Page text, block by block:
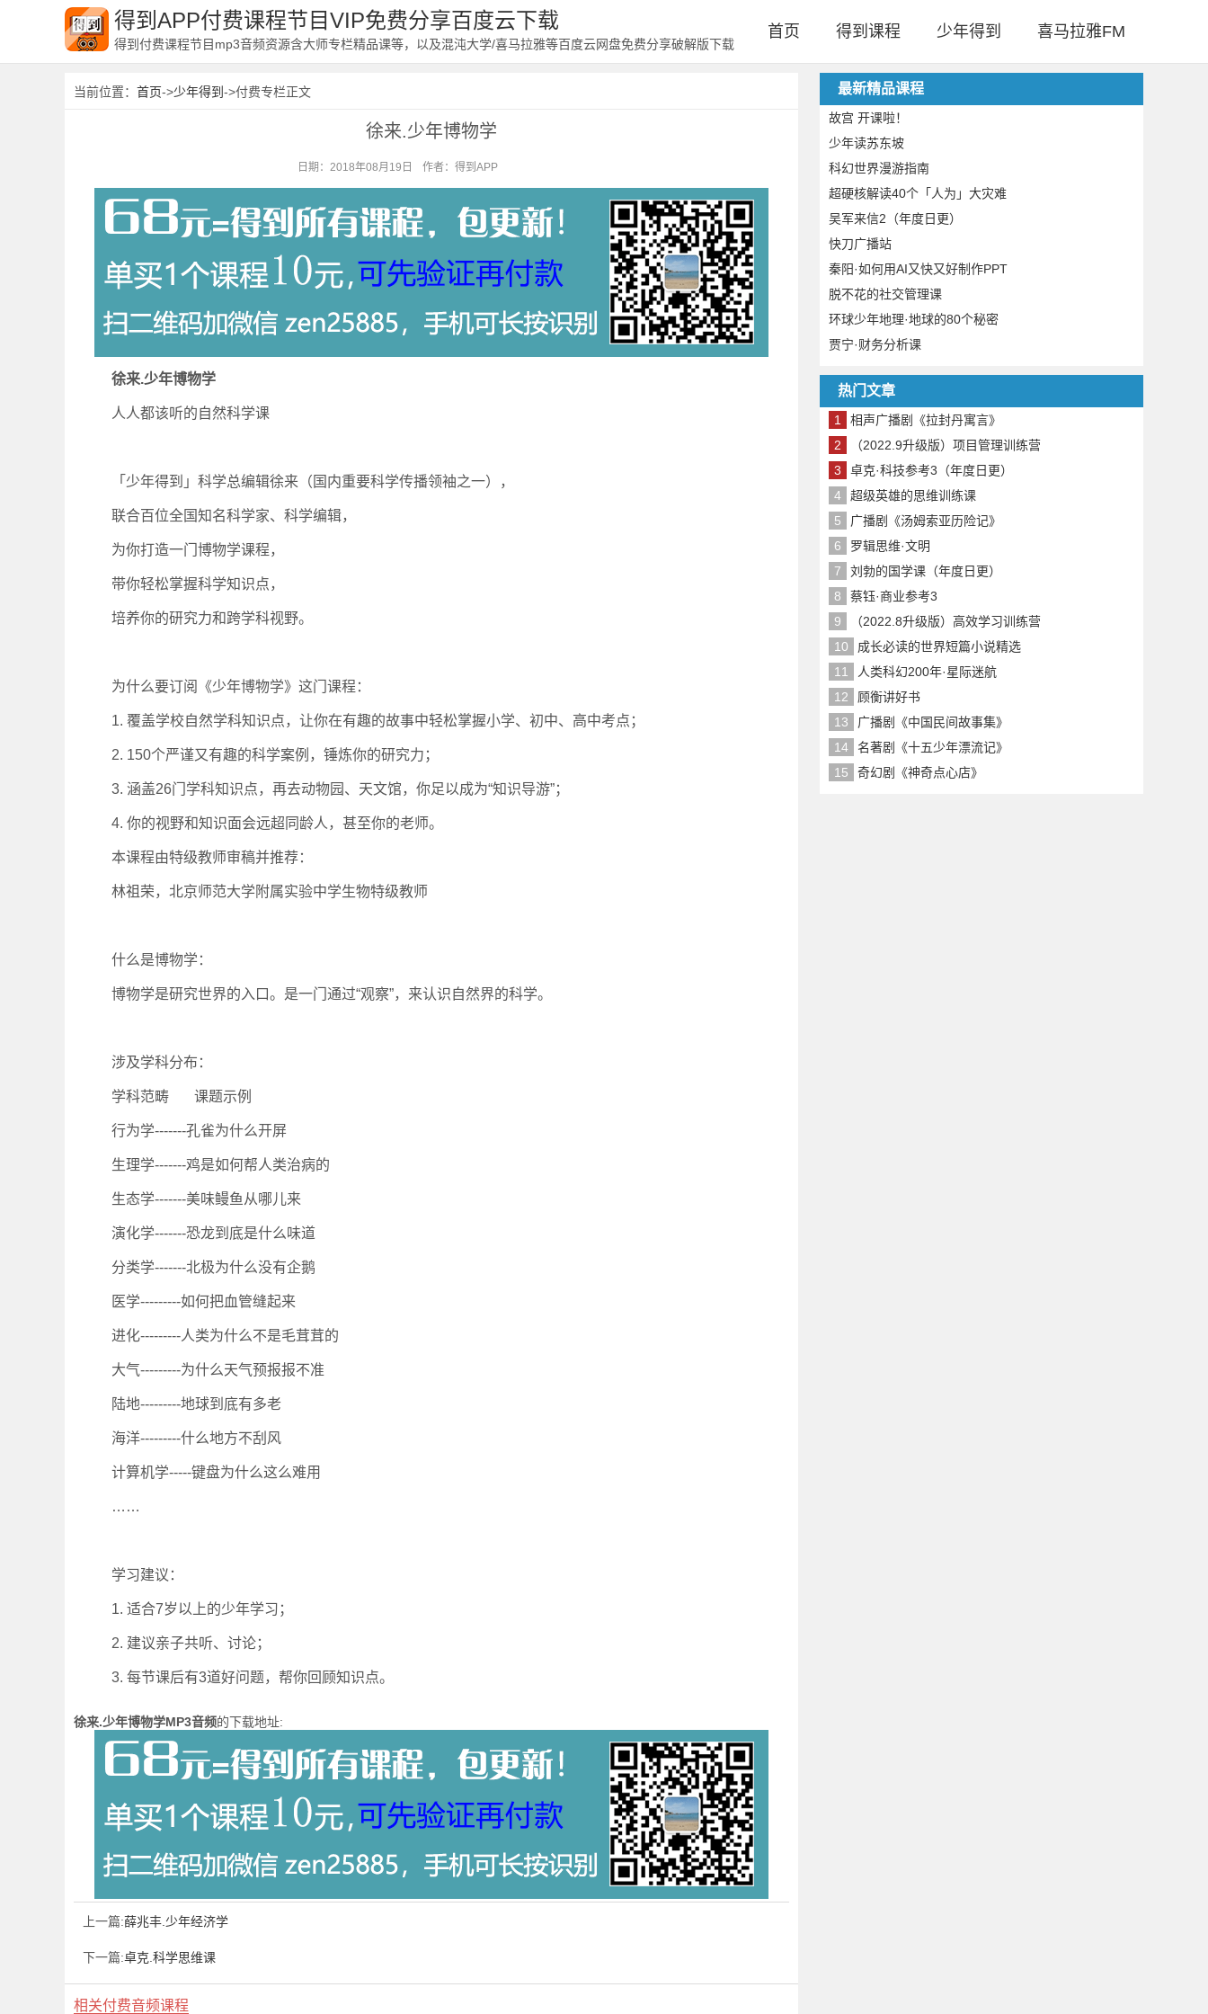
得到APP付费课程节目VIP免费分享百度云下载
得到付费课程节目mp3音频资源含大师专栏精品课等，以及混沌大学/喜马拉雅等百度云网盘免费分享破解版下载
首页 得到课程 少年得到 喜马拉雅FM
当前位置： 首页->少年得到 ->付费专栏正文
徐来.少年博物学
日期：2018年08月19日 作者：得到APP
徐来.少年博物学
人人都该听的自然科学课
「少年得到」科学总编辑徐来（国内重要科学传播领袖之一），
联合百位全国知名科学家、科学编辑，
为你打造一门博物学课程，
带你轻松掌握科学知识点，
培养你的研究力和跨学科视野。
为什么要订阅《少年博物学》这门课程：
1. 覆盖学校自然学科知识点，让你在有趣的故事中轻松掌握小学、初中、高中考点；
2. 150个严谨又有趣的科学案例，锤炼你的研究力；
3. 涵盖26门学科知识点，再去动物园、天文馆，你足以成为“知识导游”；
4. 你的视野和知识面会远超同龄人，甚至你的老师。
本课程由特级教师审稿并推荐：
林祖荣，北京师范大学附属实验中学生物特级教师
什么是博物学：
博物学是研究世界的入口。是一门通过“观察”，来认识自然界的科学。
涉及学科分布：
学科范畴 课题示例
行为学-------孔雀为什么开屏
生理学-------鸡是如何帮人类治病的
生态学-------美味鳗鱼从哪儿来
演化学-------恐龙到底是什么味道
分类学-------北极为什么没有企鹅
医学---------如何把血管缝起来
进化---------人类为什么不是毛茸茸的
大气---------为什么天气预报报不准
陆地---------地球到底有多老
海洋---------什么地方不刮风
计算机学-----键盘为什么这么难用
……
学习建议：
1. 适合7岁以上的少年学习；
2. 建议亲子共听、讨论；
3. 每节课后有3道好问题，帮你回顾知识点。
徐来.少年博物学MP3音频的下载地址:
上一篇:薛兆丰.少年经济学
下一篇:卓克.科学思维课
相关付费音频课程
最新精品课程
故宫 开课啦！
少年读苏东坡
科幻世界漫游指南
超硬核解读40个「人为」大灾难
吴军来信2（年度日更）
快刀广播站
秦阳·如何用AI又快又好制作PPT
脱不花的社交管理课
环球少年地理·地球的80个秘密
贾宁·财务分析课
热门文章
1
相声广播剧《拉封丹寓言》
2
（2022.9升级版）项目管理训练营
3
卓克·科技参考3（年度日更）
4
超级英雄的思维训练课
5
广播剧《汤姆索亚历险记》
6
罗辑思维·文明
7
刘勃的国学课（年度日更）
8
蔡钰·商业参考3
9
（2022.8升级版）高效学习训练营
10
成长必读的世界短篇小说精选
11
人类科幻200年·星际迷航
12
顾衡讲好书
13
广播剧《中国民间故事集》
14
名著剧《十五少年漂流记》
15
奇幻剧《神奇点心店》